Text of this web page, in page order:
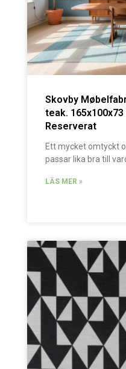
Skovby
teak.
Reserverat
Ett mycket omtyckt
passar lika bra till
LÄS MER »